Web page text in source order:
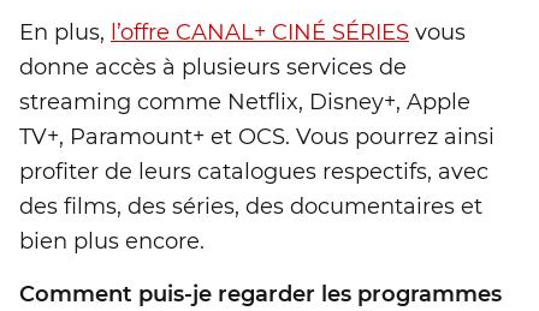
En plus, l’offre CANAL+ CINÉ SÉRIES vous
donne accès à plusieurs services de
streaming comme Netflix, Disney+, Apple
TV+, Paramount+ et OCS. Vous pourrez ainsi
profiter de leurs catalogues respectifs, avec
des films, des séries, des documentaires et
bien plus encore.
Comment puis-je regarder les programmes